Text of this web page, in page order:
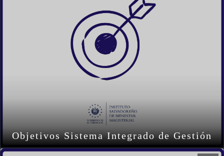
Objetivos Sistema Integrado de Gestión